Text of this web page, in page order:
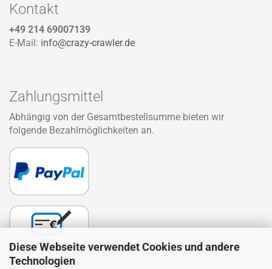
Diese Webseite verwendet Cookies und andere
Technologien
Kontakt
+49 214 69007139
E-Mail: info@crazy-crawler.de
Zahlungsmittel
Abhängig von der Gesamtbestellsumme bieten wir
folgende Bezahlmöglichkeiten an.